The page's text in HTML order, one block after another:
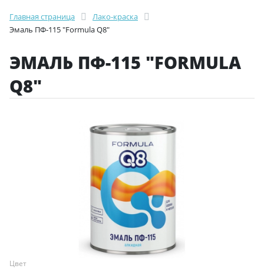
Главная страница
Лако-краска
Эмаль ПФ-115 "Formula Q8"
ЭМАЛЬ ПФ-115 "FORMULA
Q8"
Цвет